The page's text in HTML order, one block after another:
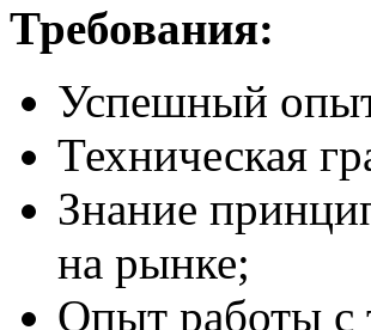
Требования:
Успешный
Техническая
Знание
на рынке;
Опыт работы с